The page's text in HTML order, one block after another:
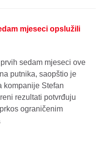
mjeseci opslužili
sedam mjeseci ove
putnika, saopštio je
kompanije Stefan
rezultati potvrđuju
ograničenim